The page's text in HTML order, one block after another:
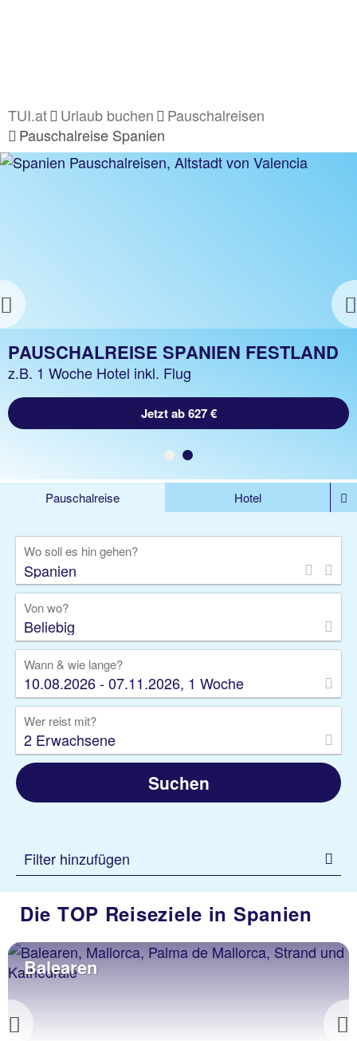
TUI.at Urlaub buchen
Pauschalreisen
Pauschalreise Spanien
Previous
SPANIEN LAST MINUTE
Last Minute Aktion | Flex Tarif buchbar
Jetzt sparen!
PAUSCHALREISE SPANIEN FESTLAND
z.B. 1 Woche Hotel inkl. Flug
Jetzt ab 627 €
Pauschalreise
Hotel
Rundreise
Kreuzfahrt
Gruppenreise
Camper Privattransfer
Wo soll es hin gehen?
Von wo?
Beliebig
Wann & wie lange?
10.08.2026 - 07.11.2026, 1 Woche
Wer reist mit?
2 Erwachsene
Suchen
Filter hinzufügen
Die TOP Reiseziele in Spanien
Balearen